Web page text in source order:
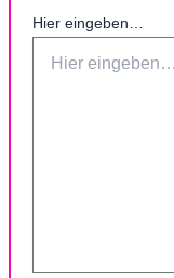
Hier eingeben…